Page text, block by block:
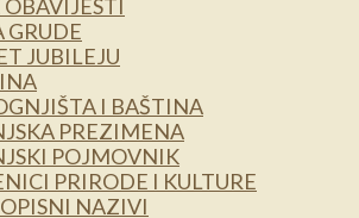
OBAVIJESTI
GRUDE
JUBILEJU
I BAŠTINA
PREZIMENA
POJMOVNIK
PRIRODE I KULTURE
NAZIVI